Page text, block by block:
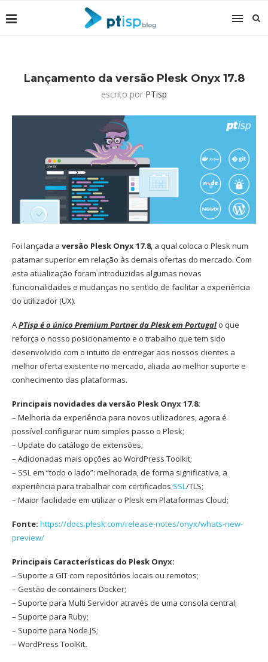
Lançamento da versão Plesk Onyx 17.8
escrito por PTisp
Foi lançada a versão Plesk Onyx 17.8, a qual coloca o Plesk num
patamar superior em relação às demais ofertas do mercado. Com
esta atualização foram introduzidas algumas novas
funcionalidades e mudanças no sentido de facilitar a experiência
do utilizador (UX).
APTisp é o único Premium Partner da Plesk em Portugalo que
reforça o nosso posicionamento e o trabalho que tem sido
desenvolvido com o intuito de entregar aos nossos clientes a
melhor oferta existente no mercado, aliada ao melhor suporte e
conhecimento das plataformas.
Principais novidades da versão Plesk Onyx 17.8:
– Melhoria da experiência para novos utilizadores, agora é
possível configurar num simples passo o Plesk;
– Update do catálogo de extensões;
– Adicionadas mais opções ao WordPress Toolkit;
– SSL em “todo o lado”: melhorada, de forma significativa, a
experiência para trabalhar com certificados SSL/TLS;
– Maior facilidade em utilizar o Plesk em Plataformas Cloud;
Fonte: https://docs.plesk.com/release-notes/onyx/whats-new-
preview/
Principais Características do Plesk Onyx:
– Suporte a GIT com repositórios locais ou remotos;
– Gestão de containers Docker;
– Suporte para Multi Servidor através de uma consola central;
– Suporte para Ruby;
– Suporte para Node.JS;
– WordPress ToolKit.